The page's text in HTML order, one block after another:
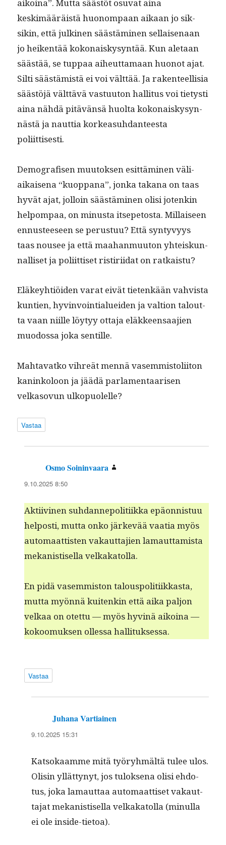
aikoina”. Mut­ta säästöt osu­vat aina
keskimääräistä huonom­paan aikaan jo sik­
sikin, että julki­nen säästämi­nen sel­l­aise­naan
jo heiken­tää kokon­aiskysyn­tää. Kun ale­taan
säästää, se tup­paa aiheut­ta­maan huonot ajat.
Silti säästämistä ei voi vält­tää. Ja rak­en­teel­lisia
säästöjä vält­tävä vas­tu­u­ton hal­li­tus voi tietysti
aina nähdä pitävän­sä huol­ta kokon­aiskysyn­
nästä ja naut­tia korkea­suh­dan­teesta
poliittisesti.
Demografisen muu­tok­sen esit­tämi­nen väli­
aikaise­na “kuop­pana”, jon­ka takana on taas
hyvät ajat, jol­loin säästämi­nen olisi jotenkin
helpom­paa, on minus­ta itsepetos­ta. Mil­laiseen
ennus­teeseen se perus­tuu? Että syn­tyvyys
taas nousee ja että maa­han­muu­ton yhteiskun­
nal­liset ja poli­it­tiset ris­tiri­idat on ratkaistu?
Eläkey­htiöi­den varat eivät tietenkään vahvista
kun­tien, hyv­in­voin­tialuei­den ja val­tion talout­
ta vaan niille löy­tyy otta­ja eläk­keen­saa­jien
muo­dos­sa joka sentille.
Mah­ta­vatko vihreät men­nä vasem­mis­toli­iton
kaninkoloon ja jäädä par­la­men­taarisen
velkasovun ulkopuolelle?
Vastaa
Osmo Soininvaara
9.10.2025 8:50
Akti­ivi­nen suh­dan­nepoli­ti­ik­ka epäon­nis­tuu
hel­posti, mut­ta onko järkevää vaa­tia myös
automaat­tis­ten vakaut­ta­jien lamaut­tamista
mekanis­tisel­la velkakatolla.
En pidä vasem­mis­ton talous­poli­ti­ikkas­ta,
mut­ta myön­nä kuitenkin että aika paljon
velkaa on otet­tu — myös hyv­inä aikoina —
kokoomuk­sen ollessa hallituksessa.
Vastaa
Juhana Vartiainen
9.10.2025 15:31
Kat­sokaamme mitä työryh­mältä tulee ulos.
Olisin yllät­tynyt, jos tulok­se­na olisi ehdo­
tus, joka lamaut­taa automaat­tiset vakaut­
ta­jat mekanis­tisel­la velka­ka­tol­la (min­ul­la
ei ole inside-tietoa).